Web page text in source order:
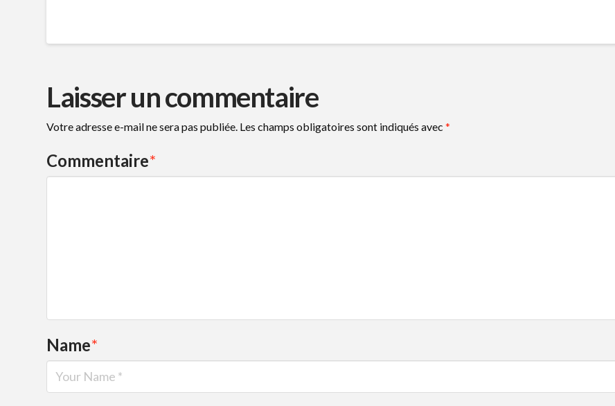
Laisser un commentaire
Votre adresse e-mail ne sera pas publiée. Les champs obligatoires sont indiqués avec*
Commentaire*
Name*